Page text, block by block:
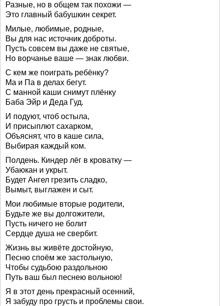
Разные, но в общем так похожи —
Это главный бабушкин секрет.
Милые, любимые, родные,
Вы для нас источник доброты.
Пусть совсем вы даже не святые,
Но ворчанье ваше — знак любви.
С кем же поиграть ребёнку?
Ма и Па в делах бегут.
С манной каши снимут плёнку
Баба Эйр и Деда Гуд.
И подуют, чтоб остыла,
И присыплют сахарком,
Объяснят, что в каше сила,
Выбирая каждый ком.
Полдень. Киндер лёг в кроватку —
Убаюкан и укрыт.
Будет Ангел грезить сладко,
Вымыт, выглажен и сыт.
Мои любимые вторые родители,
Будьте же вы долгожители,
Пусть ничего не болит
Сердце душа не свербит.
Жизнь вы живёте достойную,
Песню споём же застольную,
Чтобы судьбою раздольною
Путь ваш был песнею вольною!
Я в этот день прекрасный осенний,
Я забуду про грусть и проблемы свои.